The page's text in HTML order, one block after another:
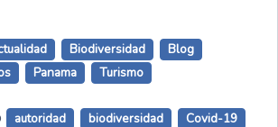
Biodiversidad
Blog
Panama Turismo
autoridad biodiversidad
Covid-19